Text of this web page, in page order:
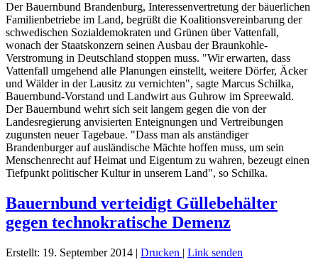
Der Bauernbund Brandenburg, Interessenvertretung der bäuerlichen
Familienbetriebe im Land, begrüßt die Koalitionsvereinbarung der
schwedischen Sozialdemokraten und Grünen über Vattenfall,
wonach der Staatskonzern seinen Ausbau der Braunkohle-
Verstromung in Deutschland stoppen muss. "Wir erwarten, dass
Vattenfall umgehend alle Planungen einstellt, weitere Dörfer, Äcker
und Wälder in der Lausitz zu vernichten", sagte Marcus Schilka,
Bauernbund-Vorstand und Landwirt aus Guhrow im Spreewald.
Der Bauernbund wehrt sich seit langem gegen die von der
Landesregierung anvisierten Enteignungen und Vertreibungen
zugunsten neuer Tagebaue. "Dass man als anständiger
Brandenburger auf ausländische Mächte hoffen muss, um sein
Menschenrecht auf Heimat und Eigentum zu wahren, bezeugt einen
Tiefpunkt politischer Kultur in unserem Land", so Schilka.
Bauernbund verteidigt Güllebehälter
gegen technokratische Demenz
Erstellt: 19. September 2014 | Drucken | Link senden